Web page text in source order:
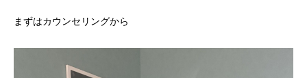
まずはカウンセリングから